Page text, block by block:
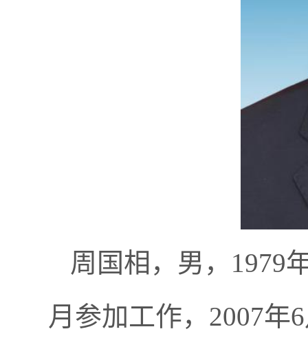
周国相，男，1979
月参加工作，2007年